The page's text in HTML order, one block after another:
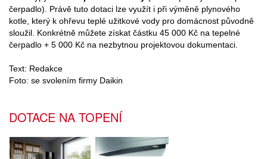
čerpadlo). Právě tuto dotaci lze využít i při výměně plynového
kotle, který k ohřevu teplé užitkové vody pro domácnost původně
sloužil. Konkrétně můžete získat částku 45 000 Kč na tepelné
čerpadlo + 5 000 Kč na nezbytnou projektovou dokumentaci.
Text: Redakce
Foto: se svolením firmy Daikin
DOTACE NA TOPENÍ